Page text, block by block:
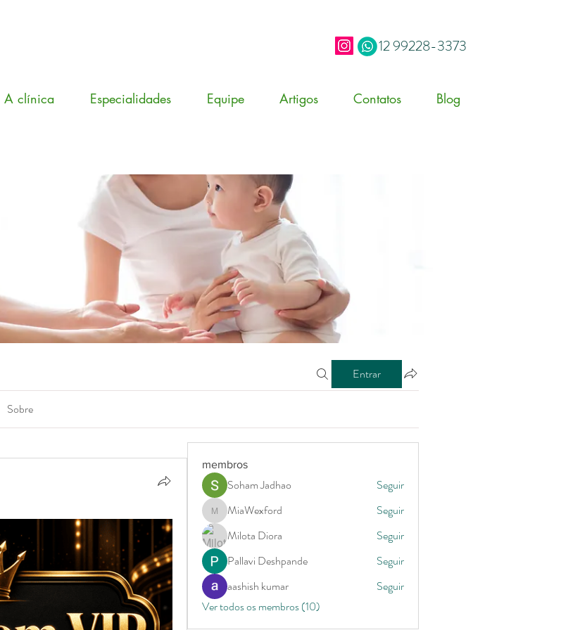
12 99228-3373
A clínica Especialidades Equipe Artigos Contatos Blog
Entrar
Sobre
membros
Soham Jadhao Seguir
MiaWexford
MiaWexford
Seguir
Milota Diora
Seguir
Pallavi Deshpande
Seguir
aashish kumar
Seguir
Ver todos os membros (10)